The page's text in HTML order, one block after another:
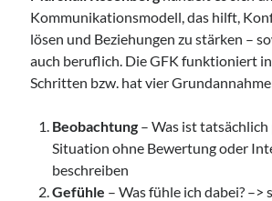
Kommunikationsmodell, das hilft,
lösen und Beziehungen zu stärken –
auch beruflich. Die GFK funktioniert
Schritten bzw. hat vier
Beobachtung – Was ist tatsächlich
Situation ohne Bewertung oder
beschreiben
Gefühle – Was fühle ich dabei? –>